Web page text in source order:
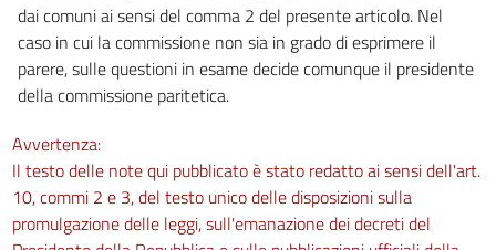
dai comuni ai sensi del comma 2 del presente articolo. Nel
caso in cui la commissione non sia in grado di esprimere il
parere, sulle questioni in esame decide comunque il presidente
della commissione paritetica.
Avvertenza:
Il testo delle note qui pubblicato è stato redatto ai sensi dell'art.
10, commi 2 e 3, del testo unico delle disposizioni sulla
promulgazione delle leggi, sull'emanazione dei decreti del